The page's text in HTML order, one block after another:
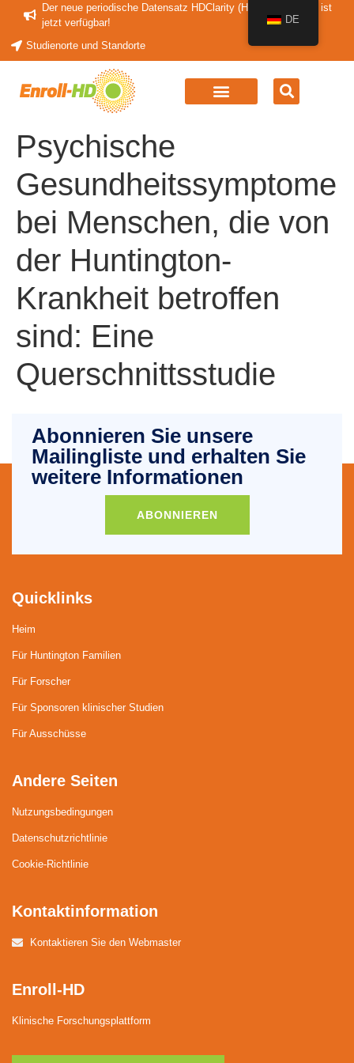
Der neue periodische Datensatz HDClarity (HDClarity-PDS4) ist
jetzt verfügbar!
Studienorte und Standorte
Psychische
Gesundheitssymptome
bei Menschen, die von
der Huntington-
Krankheit betroffen
sind: Eine
Querschnittsstudie
Abonnieren Sie unsere
Mailingliste und erhalten Sie
weitere Informationen
ABONNIEREN
Quicklinks
Heim
Für Huntington Familien
Für Forscher
Für Sponsoren klinischer Studien
Für Ausschüsse
Andere Seiten
Nutzungsbedingungen
Datenschutzrichtlinie
Cookie-Richtlinie
Kontaktinformation
Kontaktieren Sie den Webmaster
Enroll-HD
Klinische Forschungsplattform
DE